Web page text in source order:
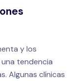
y los
tendencia
Algunas clínicas